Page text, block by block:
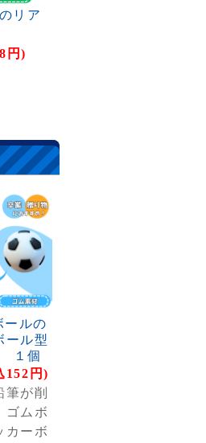
リア
円)
ールの
ール型
１個
152円)
筆が削
ムボ
カーボ